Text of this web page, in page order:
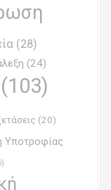
(28)
(24)
(103)
(20)
Υποτροφίας